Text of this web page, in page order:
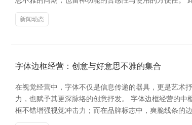
新闻动态
字体边框经营：创意与好意思不雅的集合
在视觉经营中，字体不仅是信息传递的器具，更是艺术
力，也赋予其更深脉络的创意抒发。 字体边框经营的
框不错增强视觉冲击力；而在品牌标志中，爽脆线条的